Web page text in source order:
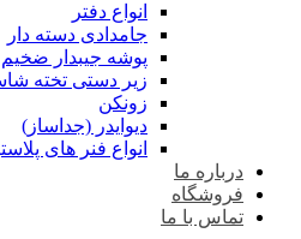
انواع دفتر
جامدادی دسته دار
پوشه جیبدار ضخیم
زیر دستی تخته
زونکن
دیوایدر (جداساز)
انواع فنر های
درباره ما
فروشگاه
تماس با ما